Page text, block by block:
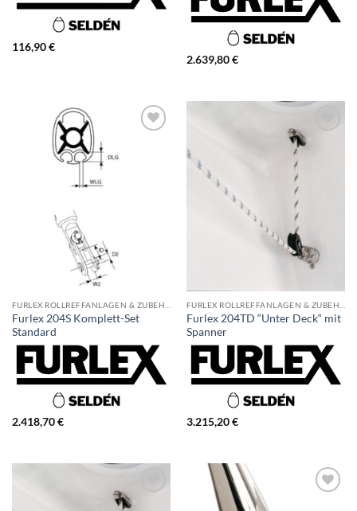
116,90€
2.639,80€
Furlex 204S Komplett-Set
Standard
2.418,70€
Furlex 204TD “Unter Deck“ mit
Spanner
3.215,20€